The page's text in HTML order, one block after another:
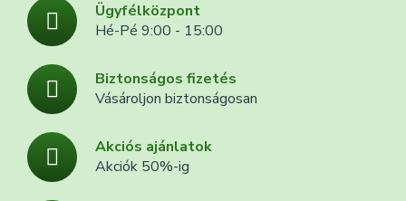
Ügyfélközpont
Hé-Pé 9:00 - 15:00
Biztonságos fizetés
Vásároljon biztonságosan
Akciós ajánlatok
Akciók 50%-ig